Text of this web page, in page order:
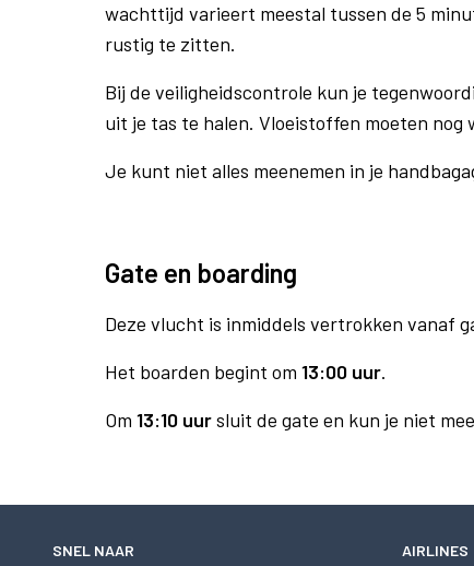
wachttijd varieert meestal tussen de 5
rustig te zitten.
Bij de veiligheidscontrole kun je
uit je tas te halen. Vloeistoffen moeten nog
Je kunt niet alles meenemen in je
Gate en boarding
Deze vlucht is inmiddels vertrokken vanaf
Het boarden begint om 13:00 uur.
Om 13:10 uursluit de gate en kun je niet
SNEL NAAR AIRLINES